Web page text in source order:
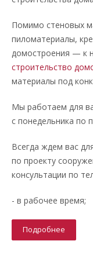
Помимо стеновых
пиломатериалы,
домостроения — к
строительство
материалы под
Мы работаем для
с понедельника по
Всегда ждем вас
по проекту
консультации по
- в рабочее время;
Подробнее